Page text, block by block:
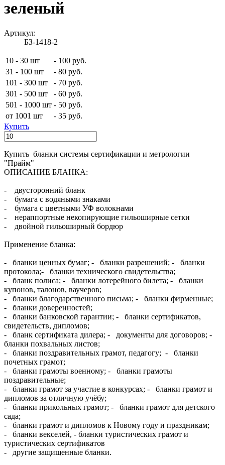
зеленый
Артикул:
БЗ-1418-2
10 - 30 шт - 100 руб.
31 - 100 шт
- 80 руб.
101 - 300 шт
- 70 руб.
301 - 500 шт
- 60 руб.
501 - 1000 шт - 50 руб.
от 1001 шт
- 35 руб.
Купить
Купить бланки системы сертификации и метрологии
"Прайм"
ОПИСАНИЕ БЛАНКА:
- двусторонний бланк
- бумага с водяными знаками
- бумага с цветными УФ волокнами
- нераппортные некопирующие гильоширные сетки
- двойной гильоширный бордюр
Применение бланка:
- бланки ценных бумаг; - бланки разрешений; - бланки
протокола;- бланки технического свидетельства;
- бланк полиса; - бланки лотерейного билета; - бланки
купонов, талонов, ваучеров;
- бланки благодарственного письма; - бланки фирменные;
- бланки доверенностей;
- бланки банковской гарантии; - бланки сертификатов,
свидетельств, дипломов;
- бланк сертификата дилера; - документы для договоров; -
бланки похвальных листов;
- бланки поздравительных грамот, педагогу; - бланки
почетных грамот;
- бланки грамоты военному; - бланки грамоты
поздравительные;
- бланки грамот за участие в конкурсах; - бланки грамот и
дипломов за отличную учёбу;
- бланки прикольных грамот; - бланки грамот для детского
сада;
- бланки грамот и дипломов к Новому году и праздникам;
- бланки векселей, - бланки туристических грамот и
туристических сертификатов
- другие защищенные бланки.